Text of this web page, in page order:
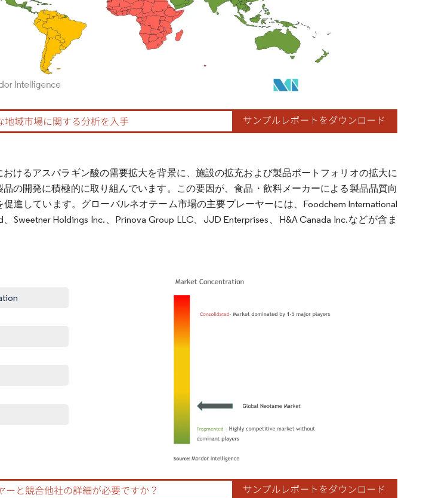
の表示が必要です。
けるアスパラギン酸の需要拡大を背景に、施設の拡充および製品ポートフォリオの拡大に
の開発に積極的に取り組んでいます。この要因が、食品・飲料メーカーによる製品品質向
進しています。グローバルネオテーム市場の主要プレーヤーには、Foodchem International
Sweetner Holdings Inc.、Prinova Group LLC、JJD Enterprises、H&A Canada Inc.などが含ま
画像 © Mordor Intelligence。再利用にはCC BY 4.0の表示が必要です。